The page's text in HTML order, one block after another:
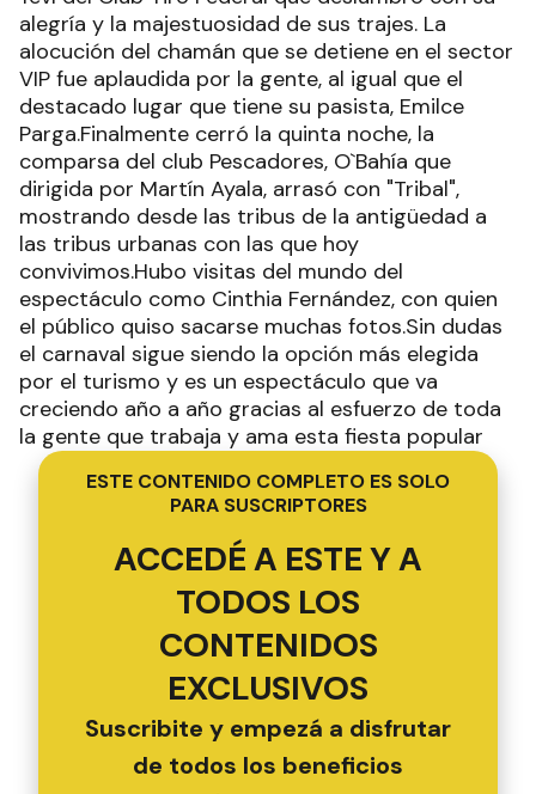
alegría y la majestuosidad de sus trajes. La
alocución del chamán que se detiene en el sector
VIP fue aplaudida por la gente, al igual que el
destacado lugar que tiene su pasista, Emilce
Parga.Finalmente cerró la quinta noche, la
comparsa del club Pescadores, O`Bahía que
dirigida por Martín Ayala, arrasó con "Tribal",
mostrando desde las tribus de la antigüedad a
las tribus urbanas con las que hoy
convivimos.Hubo visitas del mundo del
espectáculo como Cinthia Fernández, con quien
el público quiso sacarse muchas fotos.Sin dudas
el carnaval sigue siendo la opción más elegida
por el turismo y es un espectáculo que va
creciendo año a año gracias al esfuerzo de toda
la gente que trabaja y ama esta fiesta popular
ESTE CONTENIDO COMPLETO ES SOLO
PARA SUSCRIPTORES
ACCEDÉ A ESTE Y A
TODOS LOS
CONTENIDOS
EXCLUSIVOS
Suscribite y empezá a disfrutar
de todos los beneficios